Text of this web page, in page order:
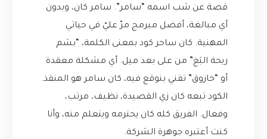
قصة عن شب اسمه “سامر”. سامر كان، وبدون
أي مبالغة، أفضل مبرمج مرّ عليّ في حياتي
المهنية. كان ساحر كود بمعنى الكلمة، “بشم
ريحة البَغ” من على بعد ميل. أي مشكلة معقدة
أو “خازوق” تقني بنوقع فيه، كان سامر هو المنقذ.
الكود تبعه كان زي القصيدة، نظيف، مرتب،
وفعال. الفريق كله كان يحترمه ويتعلم منه، وأنا
كنت أعتبره جوهرة الشركة.